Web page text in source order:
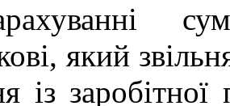
який
із